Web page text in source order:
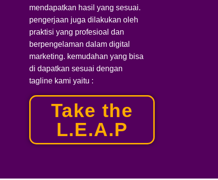
mendapatkan hasil yang sesuai.
pengerjaan juga dilakukan oleh
praktisi yang profesioal dan
berpengelaman dalam digital
marketing. kemudahan yang bisa
di dapatkan sesuai dengan
tagline kami yaitu :
Take the
L.E.A.P